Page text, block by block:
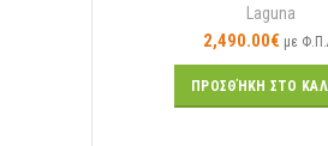
Laguna
2,490.00€ με
ΠΡΟΣΘΉΚΗ ΣΤΟ